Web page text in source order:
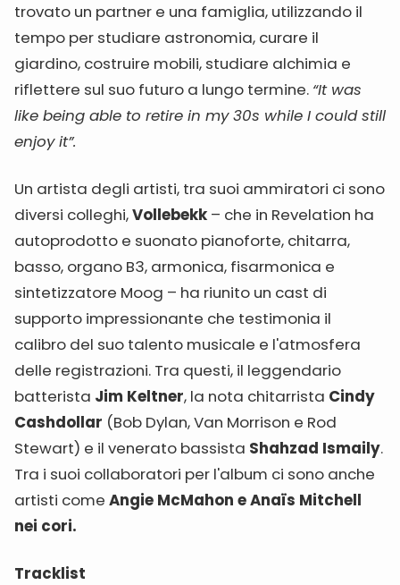
trovato un partner e una famiglia, utilizzando il
tempo per studiare astronomia, curare il
giardino, costruire mobili, studiare alchimia e
riflettere sul suo futuro a lungo termine. “It was
like being able to retire in my 30s while I could still
enjoy it”.
Un artista degli artisti, tra suoi ammiratori ci sono
diversi colleghi,Vollebekk – che in Revelation ha
autoprodotto e suonato pianoforte, chitarra,
basso, organo B3, armonica, fisarmonica e
sintetizzatore Moog – ha riunito un cast di
supporto impressionante che testimonia il
calibro del suo talento musicale e l'atmosfera
delle registrazioni. Tra questi, il leggendario
batterista Jim Keltner, la nota chitarrista Cindy
Cashdollar (Bob Dylan, Van Morrison e Rod
Stewart) e il venerato bassista Shahzad Ismaily.
Tra i suoi collaboratori per l'album ci sono anche
artisti come Angie McMahon e Anaïs Mitchell
nei cori.
Tracklist